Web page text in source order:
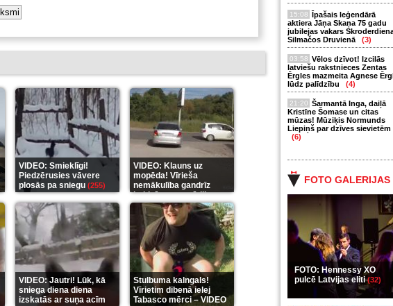
15:08 Īpašais leģendārā
aktiera Jāņa Skaņa 75 gadu
jubilejas vakars
Silmačos Druvienā
(3)
03:58 Vēlos dzīvot! Izcilās
latviešu rakstnieces Zentas
Ērgles mazmeita Agnese
lūdz palīdzību
(4)
21:20 Šarmantā Inga, daiļā
Kristīne Šomase un citas
mūzas! Mūziķis Normunds
Liepiņš par dzīves sievietēm
(6)
FOTO GALERIJAS
FOTO: Hennessy XO
pulcē Latvijas eliti(32)
VIDEO: Smieklīgi!
Piedzērusies vāvere
plosās pa sniegu (255)
VIDEO: Klauns uz
mopēda! Vīrieša
nemākulība gandrīz
beidzās ar tragēdiju
(289)
VIDEO: Jautri! Lūk, kā
sniega diena diena
izskatās ar suņa acīm
Stulbuma kalngals!
Vīrietim dibenā ielej
Tabasco mērci – VIDEO